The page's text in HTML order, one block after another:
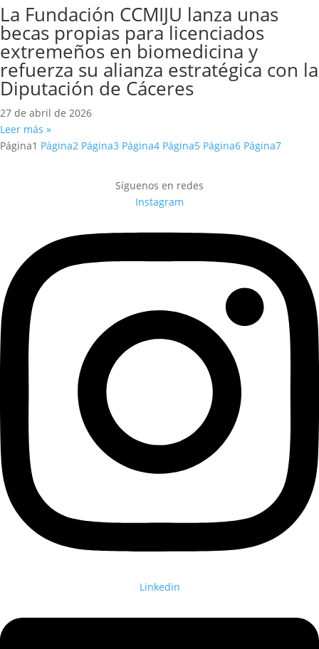
La Fundación CCMIJU lanza unas
becas propias para licenciados
extremeños en biomedicina y
refuerza su alianza estratégica con la
Diputación de Cáceres
27 de abril de 2026
Leer más »
Página1 Página2 Página3 Página4 Página5 Página6 Página7
Síguenos en redes
Instagram
Linkedin